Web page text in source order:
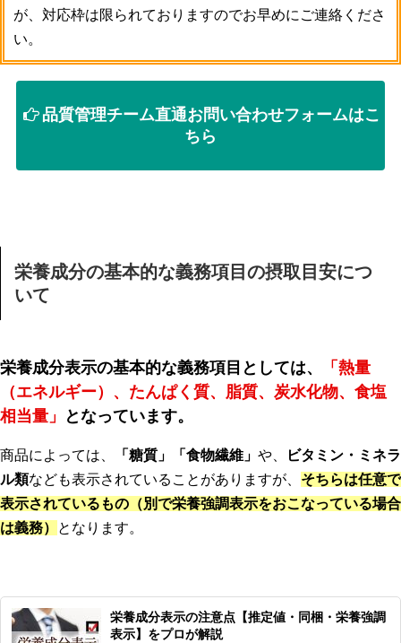
が、対応枠は限られておりますのでお早めにご連絡くださ
い。
品質管理チーム直通お問い合わせフォームはこ
ちら
栄養成分の基本的な義務項目の摂取目安につ
いて
栄養成分表示の基本的な義務項目としては、
「熱量
（エネルギー）、たんぱく質、脂質、炭水化物、食塩
相当量」
となっています。
商品によっては、 「糖質」「食物繊維」 や、
ビタミン・ミネラ
ル類なども表示されていることがありますが、 そちらは任意で
表示されているもの（別で栄養強調表示をおこなっている場合
は義務）
となります。
栄養成分表示の注意点【推定値・同梱・栄養強調
表示】をプロが解説